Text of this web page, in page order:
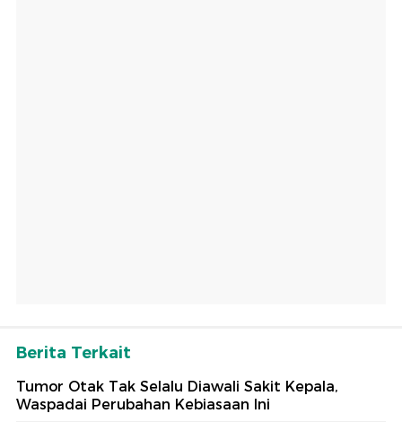
Berita Terkait
Tumor Otak Tak Selalu Diawali Sakit Kepala,
Waspadai Perubahan Kebiasaan Ini